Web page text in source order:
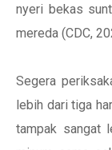
nyeri bekas
mereda (CDC,
Segera
lebih dari tiga
tampak sangat